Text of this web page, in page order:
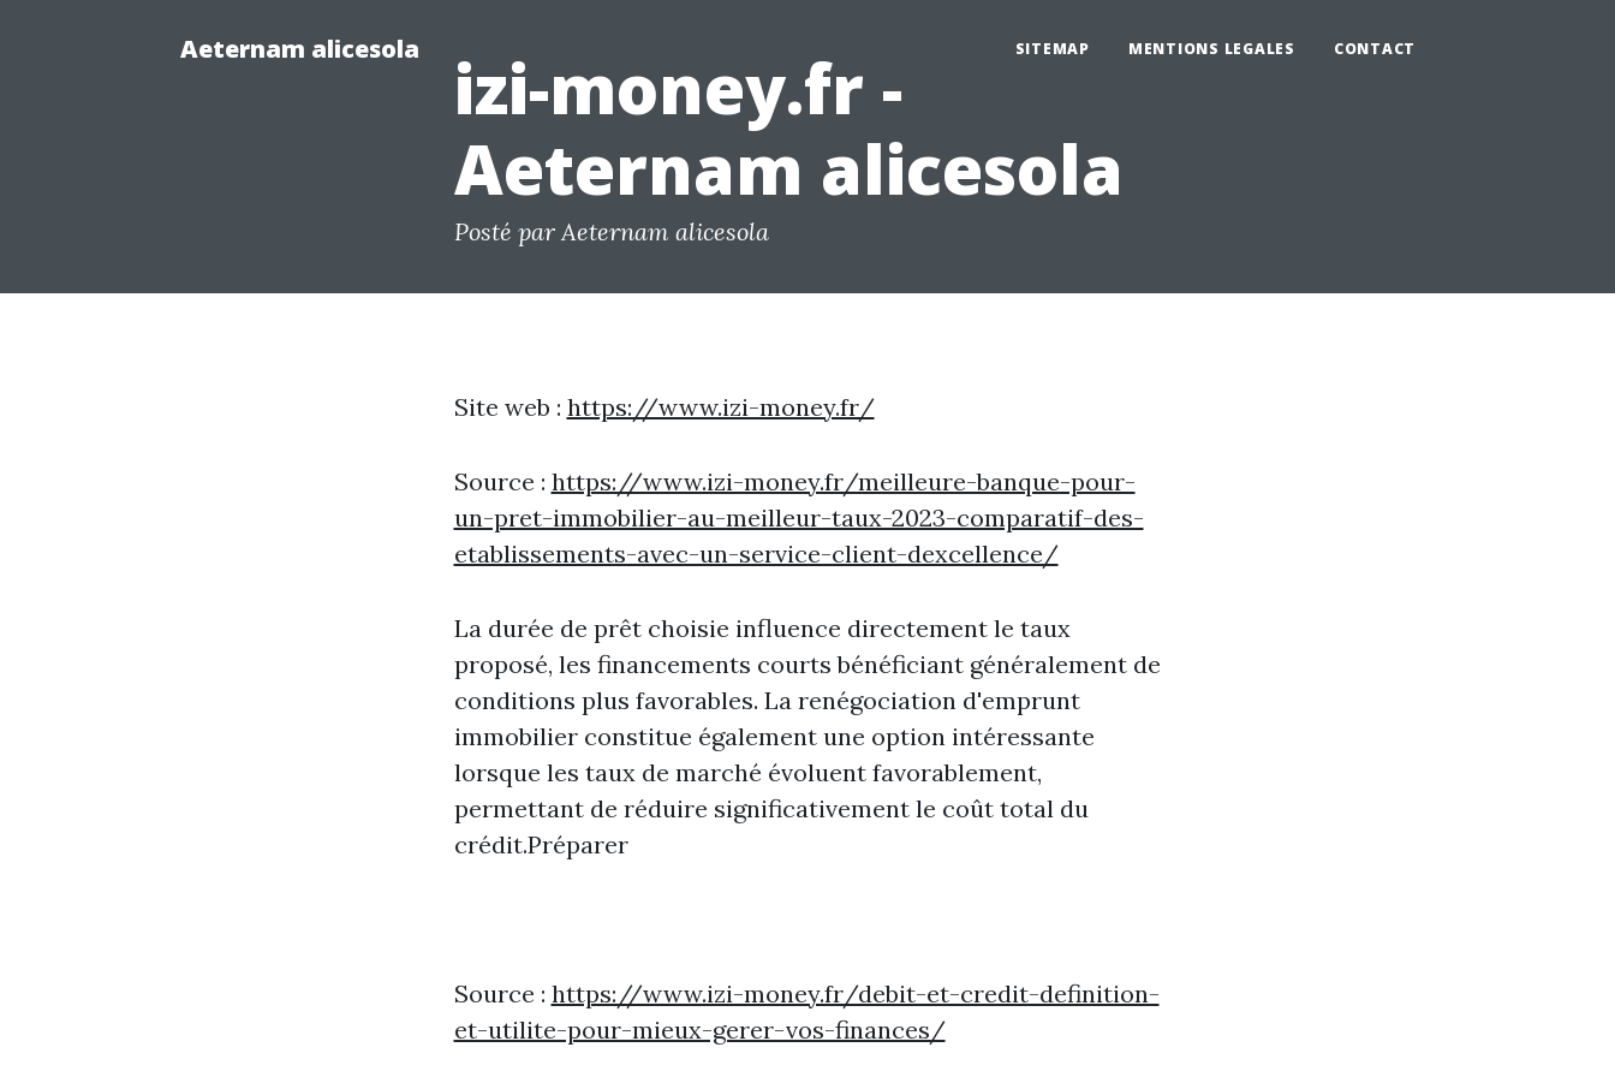
Aeternam alicesola SITEMAP MENTIONS LEGALES CONTACT
izi-money.fr -
Aeternam alicesola
Posté par Aeternam alicesola
Site web : https://www.izi-money.fr/
Source : https://www.izi-money.fr/meilleure-banque-pour-
un-pret-immobilier-au-meilleur-taux-2023-comparatif-des-
etablissements-avec-un-service-client-dexcellence/
La durée de prêt choisie influence directement le taux
proposé, les financements courts bénéficiant généralement de
conditions plus favorables. La renégociation d'emprunt
immobilier constitue également une option intéressante
lorsque les taux de marché évoluent favorablement,
permettant de réduire significativement le coût total du
crédit.Préparer
Source : https://www.izi-money.fr/debit-et-credit-definition-
et-utilite-pour-mieux-gerer-vos-finances/